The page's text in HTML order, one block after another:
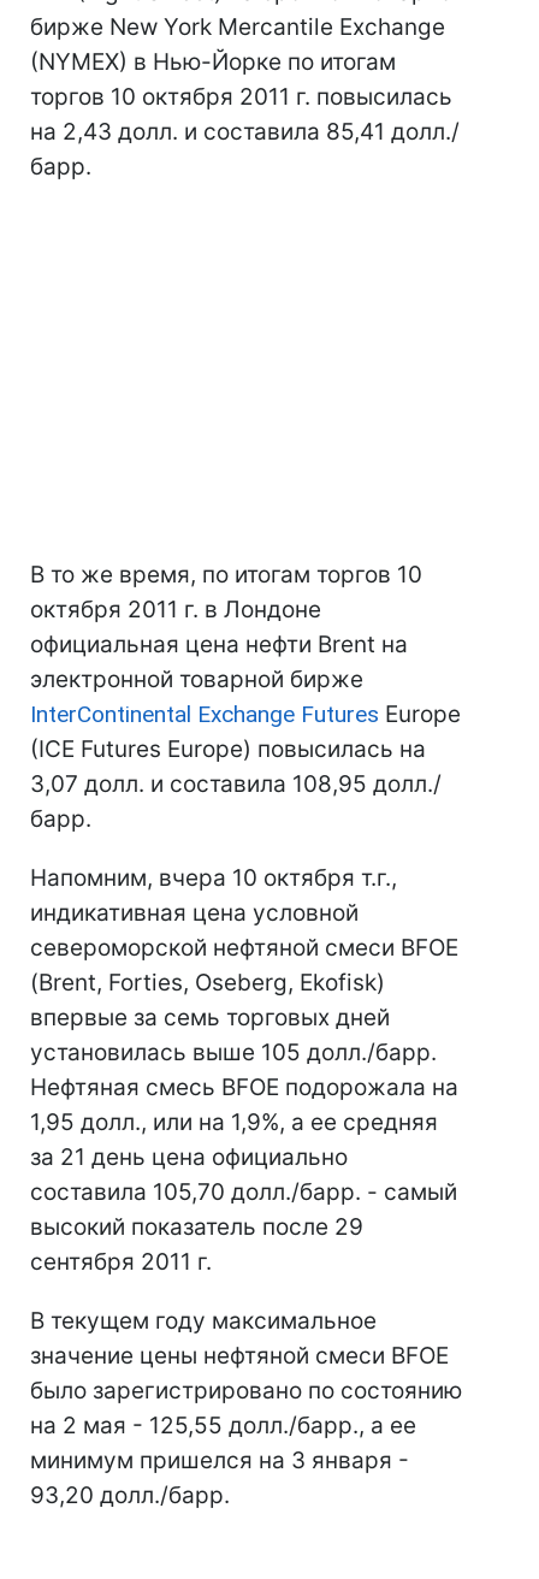
бирже New York Mercantile Exchange
(NYMEX) в Нью-Йорке по итогам
торгов 10 октября 2011 г. повысилась
на 2,43 долл. и составила 85,41 долл./
барр.
В то же время, по итогам торгов 10
октября 2011 г. в Лондоне
официальная цена нефти Brent на
электронной товарной бирже
InterContinental Exchange Futures Europe
(IСE Futures Europe) повысилась на
3,07 долл. и составила 108,95 долл./
барр.
Напомним, вчера 10 октября т.г.,
индикативная цена условной
североморской нефтяной смеси BFOE
(Brent, Forties, Oseberg, Ekofisk)
впервые за семь торговых дней
установилась выше 105 долл./барр.
Нефтяная смесь BFOE подорожала на
1,95 долл., или на 1,9%, а ее средняя
за 21 день цена официально
составила 105,70 долл./барр. - самый
высокий показатель после 29
сентября 2011 г.
В текущем году максимальное
значение цены нефтяной смеси BFOE
было зарегистрировано по состоянию
на 2 мая - 125,55 долл./барр., а ее
минимум пришелся на 3 января -
93,20 долл./барр.